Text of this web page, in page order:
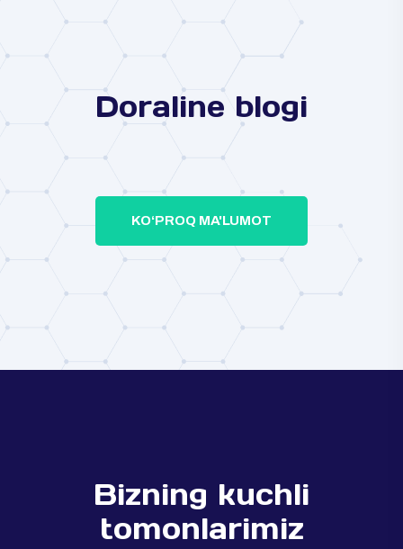
Doraline blogi
KOʻPROQ MA'LUMOT
Bizning kuchli
tomonlarimiz